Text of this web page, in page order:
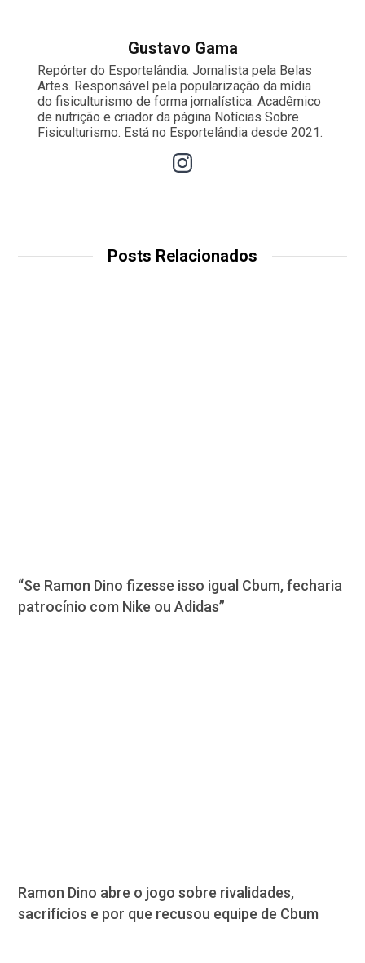
Gustavo Gama
Repórter do Esportelândia. Jornalista pela Belas
Artes. Responsável pela popularização da mídia
do fisiculturismo de forma jornalística. Acadêmico
de nutrição e criador da página Notícias Sobre
Fisiculturismo. Está no Esportelândia desde 2021.
Posts Relacionados
“Se Ramon Dino fizesse isso igual Cbum, fecharia
patrocínio com Nike ou Adidas”
Ramon Dino abre o jogo sobre rivalidades,
sacrifícios e por que recusou equipe de Cbum